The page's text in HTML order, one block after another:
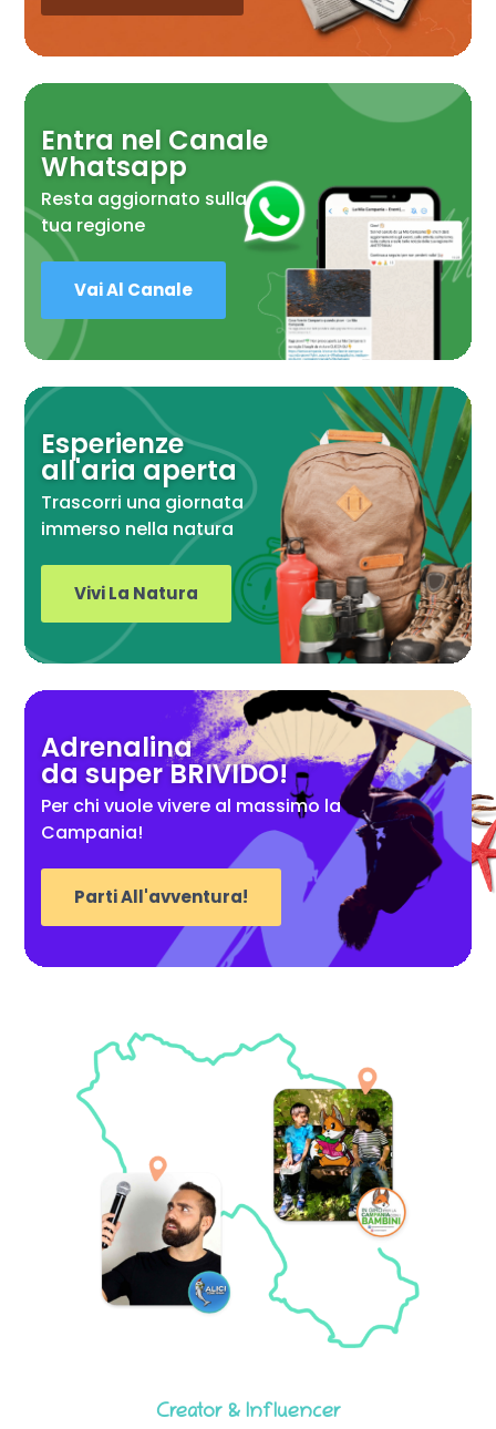
Entra nel Canale
Whatsapp
Resta aggiornato sulla
tua regione
Vai Al Canale
Esperienze
all'aria aperta
Trascorri una giornata
immerso nella natura
Vivi La Natura
Adrenalina
da super BRIVIDO!
Per chi vuole vivere al massimo la
Campania!
Parti All'avventura!
Creator & Influencer